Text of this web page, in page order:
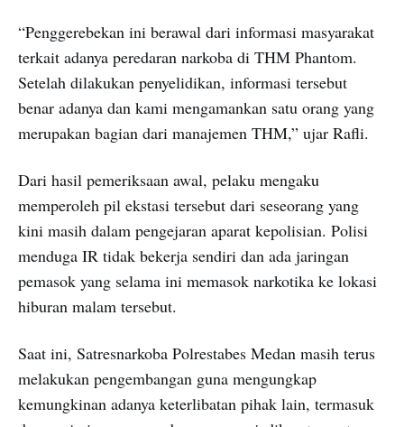
“Penggerebekan ini berawal dari informasi masyarakat
terkait adanya peredaran narkoba di THM Phantom.
Setelah dilakukan penyelidikan, informasi tersebut
benar adanya dan kami mengamankan satu orang yang
merupakan bagian dari manajemen THM,” ujar Rafli.
Dari hasil pemeriksaan awal, pelaku mengaku
memperoleh pil ekstasi tersebut dari seseorang yang
kini masih dalam pengejaran aparat kepolisian. Polisi
menduga IR tidak bekerja sendiri dan ada jaringan
pemasok yang selama ini memasok narkotika ke lokasi
hiburan malam tersebut.
Saat ini, Satresnarkoba Polrestabes Medan masih terus
melakukan pengembangan guna mengungkap
kemungkinan adanya keterlibatan pihak lain, termasuk